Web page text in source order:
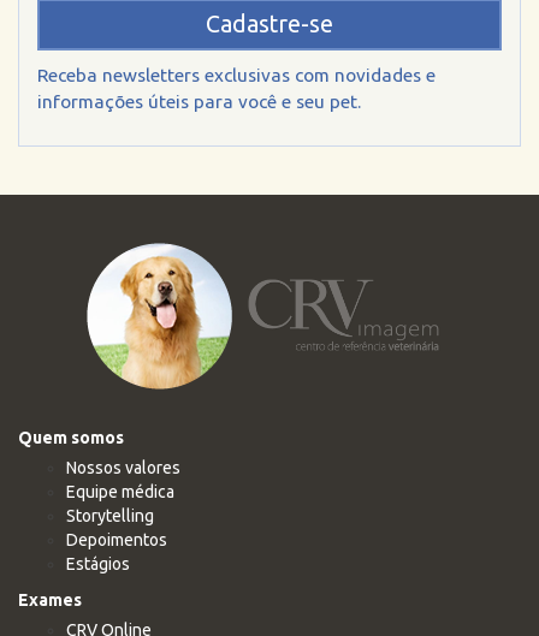
Cadastre-se
Receba newsletters exclusivas com novidades e
informações úteis para você e seu pet.
Quem somos
Nossos valores
Equipe médica
Storytelling
Depoimentos
Estágios
Exames
CRV Online